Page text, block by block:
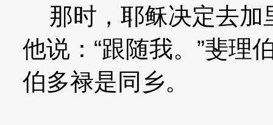
那时，耶稣决定去加
他说：“跟随我。”斐理
伯多禄是同乡。